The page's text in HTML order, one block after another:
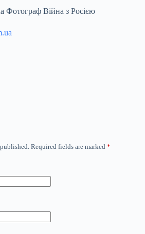
Фотограф Війна з Росією
Required fields are marked *